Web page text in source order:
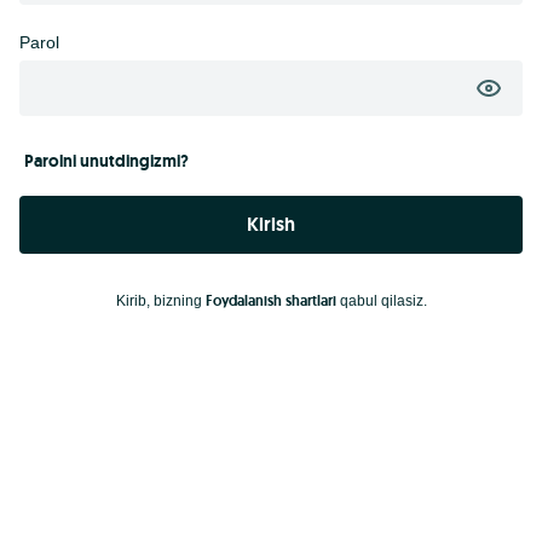
Parol
Parolni unutdingizmi?
Kirish
Kirib, bizning Foydalanish shartlariqabul qilasiz.